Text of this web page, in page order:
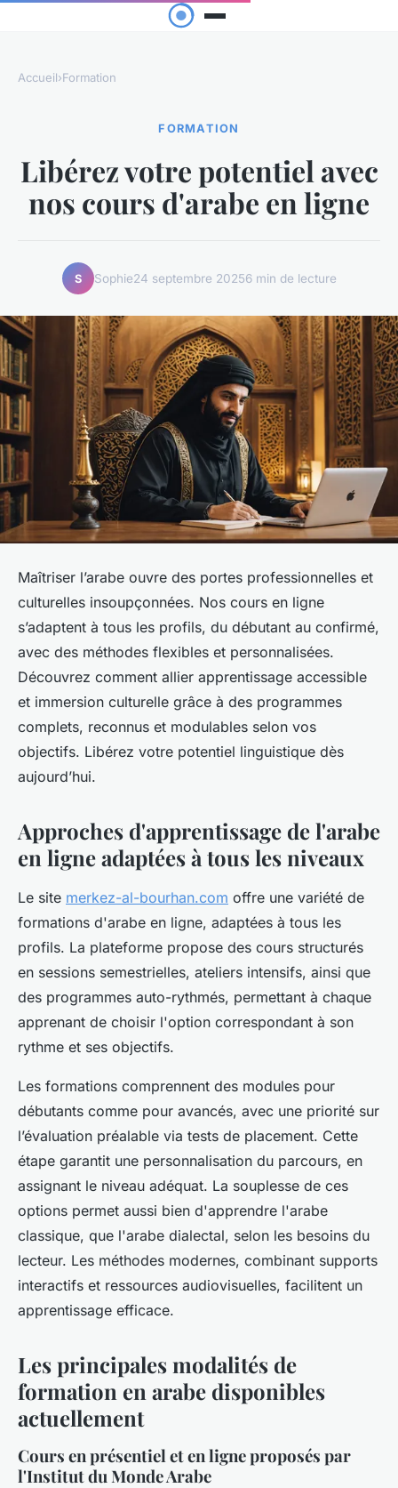
Accueil›Formation
FORMATION
Libérez votre potentiel avec
nos cours d'arabe en ligne
S Sophie24 septembre 20256 min de lecture
Maîtriser l’arabe ouvre des portes professionnelles et
culturelles insoupçonnées. Nos cours en ligne
s’adaptent à tous les profils, du débutant au confirmé,
avec des méthodes flexibles et personnalisées.
Découvrez comment allier apprentissage accessible
et immersion culturelle grâce à des programmes
complets, reconnus et modulables selon vos
objectifs. Libérez votre potentiel linguistique dès
aujourd’hui.
Approches d'apprentissage de l'arabe
en ligne adaptées à tous les niveaux
Le site merkez-al-bourhan.com offre une variété de
formations d'arabe en ligne, adaptées à tous les
profils. La plateforme propose des cours structurés
en sessions semestrielles, ateliers intensifs, ainsi que
des programmes auto-rythmés, permettant à chaque
apprenant de choisir l'option correspondant à son
rythme et ses objectifs.
Les formations comprennent des modules pour
débutants comme pour avancés, avec une priorité sur
l’évaluation préalable via tests de placement. Cette
étape garantit une personnalisation du parcours, en
assignant le niveau adéquat. La souplesse de ces
options permet aussi bien d'apprendre l'arabe
classique, que l'arabe dialectal, selon les besoins du
lecteur. Les méthodes modernes, combinant supports
interactifs et ressources audiovisuelles, facilitent un
apprentissage efficace.
Les principales modalités de
formation en arabe disponibles
actuellement
Cours en présentiel et en ligne proposés par
l'Institut du Monde Arabe